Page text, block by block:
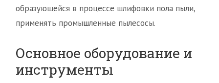
образующейся в процессе шлифовки пола пыли,
применять промышленные пылесосы.
Основное оборудование и
инструменты